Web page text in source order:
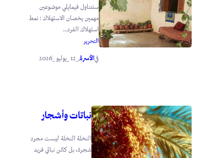
سنتناول فيمايلي موضوعين
مهمين يخصان الاستهلاك : نمط
استهلاك الفرد...
التحرير
فيالأسرة.
نباتات وأشجار
النخلة النخلة ليست مجرد
شجرة، بل كائن نباتي فريد